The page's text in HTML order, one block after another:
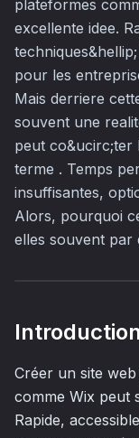
plateformes
excellente idee.
pour les
Mais derriere
souvent une
peut
terme . Temps
insuffisantes,
Alors, pourquoi
elles souvent par
Introduction
Créer un site
comme Wix peut
Rapide,